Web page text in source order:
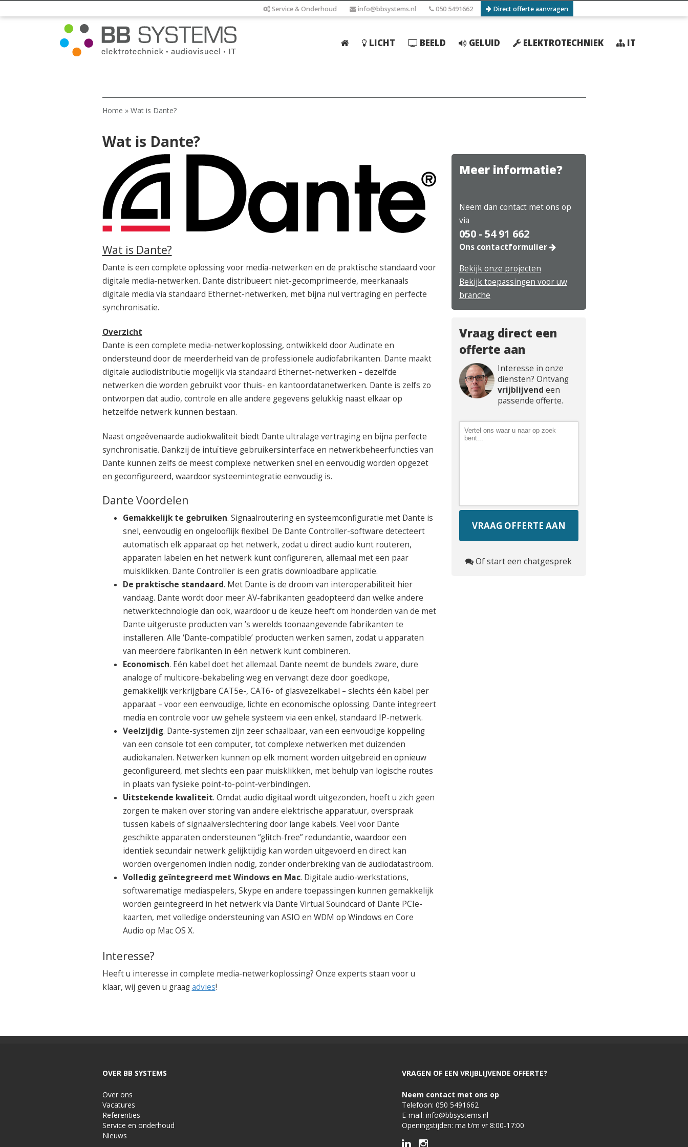
Service & Onderhoud info@bbsystems.nl 050 5491662 Direct offerte aanvragen
Licht
Webshop
050 – 54 91 662
LICHT BEELD GELUID ELEKTROTECHNIEK IT
Home » Wat is Dante?
Wat is Dante?
Wat is Dante?
Dante is een complete oplossing voor media-netwerken en de praktische standaard voor
digitale media-netwerken. Dante distribueert niet-gecomprimeerde, meerkanaals
digitale media via standaard Ethernet-netwerken, met bijna nul vertraging en perfecte
synchronisatie.
Overzicht
Dante is een complete media-netwerkoplossing, ontwikkeld door Audinate en
ondersteund door de meerderheid van de professionele audiofabrikanten. Dante maakt
digitale audiodistributie mogelijk via standaard Ethernet-netwerken – dezelfde
netwerken die worden gebruikt voor thuis- en kantoordatanetwerken. Dante is zelfs zo
ontworpen dat audio, controle en alle andere gegevens gelukkig naast elkaar op
hetzelfde netwerk kunnen bestaan.
Naast ongeëvenaarde audiokwaliteit biedt Dante ultralage vertraging en bijna perfecte
synchronisatie. Dankzij de intuïtieve gebruikersinterface en netwerkbeheerfuncties van
Dante kunnen zelfs de meest complexe netwerken snel en eenvoudig worden opgezet
en geconfigureerd, waardoor systeemintegratie eenvoudig is.
Dante Voordelen
Gemakkelijk te gebruiken. Signaalroutering en systeemconfiguratie met Dante is
snel, eenvoudig en ongelooflijk flexibel. De Dante Controller-software detecteert
automatisch elk apparaat op het netwerk, zodat u direct audio kunt routeren,
apparaten labelen en het netwerk kunt configureren, allemaal met een paar
muisklikken. Dante Controller is een gratis downloadbare applicatie.
De praktische standaard. Met Dante is de droom van interoperabiliteit hier
vandaag. Dante wordt door meer AV-fabrikanten geadopteerd dan welke andere
netwerktechnologie dan ook, waardoor u de keuze heeft om honderden van de met
Dante uitgeruste producten van ’s werelds toonaangevende fabrikanten te
installeren. Alle ‘Dante-compatible’ producten werken samen, zodat u apparaten
van meerdere fabrikanten in één netwerk kunt combineren.
Economisch. Eén kabel doet het allemaal. Dante neemt de bundels zware, dure
analoge of multicore-bekabeling weg en vervangt deze door goedkope,
gemakkelijk verkrijgbare CAT5e-, CAT6- of glasvezelkabel – slechts één kabel per
apparaat – voor een eenvoudige, lichte en economische oplossing. Dante integreert
media en controle voor uw gehele systeem via een enkel, standaard IP-netwerk.
Veelzijdig. Dante-systemen zijn zeer schaalbaar, van een eenvoudige koppeling
van een console tot een computer, tot complexe netwerken met duizenden
audiokanalen. Netwerken kunnen op elk moment worden uitgebreid en opnieuw
geconfigureerd, met slechts een paar muisklikken, met behulp van logische routes
in plaats van fysieke point-to-point-verbindingen.
Uitstekende kwaliteit. Omdat audio digitaal wordt uitgezonden, hoeft u zich geen
zorgen te maken over storing van andere elektrische apparatuur, overspraak
tussen kabels of signaalverslechtering door lange kabels. Veel voor Dante
geschikte apparaten ondersteunen “glitch-free” redundantie, waardoor een
identiek secundair netwerk gelijktijdig kan worden uitgevoerd en direct kan
worden overgenomen indien nodig, zonder onderbreking van de audiodatastroom.
Volledig geïntegreerd met Windows en Mac. Digitale audio-werkstations,
softwarematige mediaspelers, Skype en andere toepassingen kunnen gemakkelijk
worden geïntegreerd in het netwerk via Dante Virtual Soundcard of Dante PCIe-
kaarten, met volledige ondersteuning van ASIO en WDM op Windows en Core
Audio op Mac OS X.
Interesse?
Heeft u interesse in complete media-netwerkoplossing? Onze experts staan voor u
klaar, wij geven u graagadvies!
Meer informatie?
Neem dan contact met ons op
via
050 - 54 91 662
Ons contactformulier
Bekijk onze projecten
Bekijk toepassingen voor uw
branche
Vraag direct een
offerte aan
Interesse in onze
diensten? Ontvang
vrijblijvend een
passende offerte.
Of start een chatgesprek
OVER BB SYSTEMS
Over ons
Vacatures
Referenties
Service en onderhoud
Nieuws
VRAGEN OF EEN VRIJBLIJVENDE OFFERTE?
Neem contact met ons op
Telefoon: 050 5491662
E-mail: info@bbsystems.nl
Openingstijden: ma t/m vr 8:00-17:00